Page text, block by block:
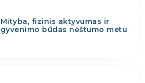
Mityba, fizinis aktyvumas ir
gyvenimo būdas nėštumo metu